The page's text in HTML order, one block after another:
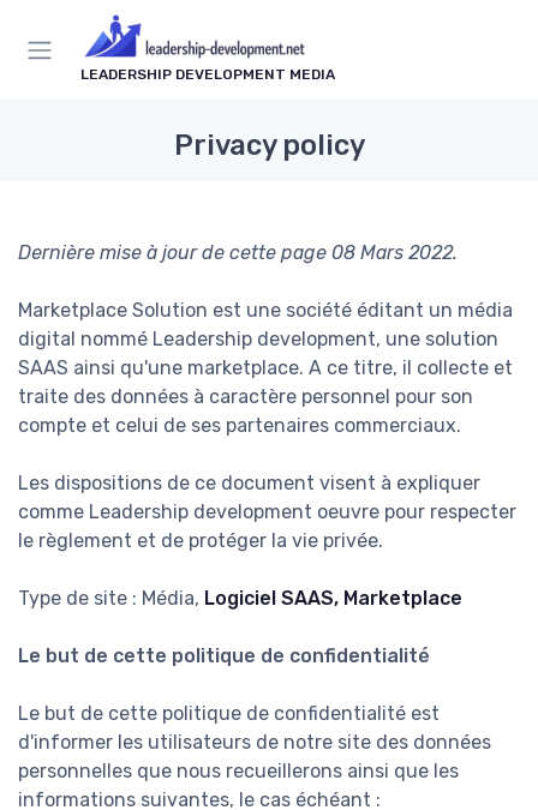
LEADERSHIP DEVELOPMENT MEDIA
Privacy policy
Dernière mise à jour de cette page 08 Mars 2022.
Marketplace Solution est une société éditant un média
digital nommé Leadership development, une solution
SAAS ainsi qu'une marketplace. A ce titre, il collecte et
traite des données à caractère personnel pour son
compte et celui de ses partenaires commerciaux.
Les dispositions de ce document visent à expliquer
comme Leadership development oeuvre pour respecter
le règlement et de protéger la vie privée.
Type de site : Média, Logiciel SAAS, Marketplace
Le but de cette politique de confidentialité
Le but de cette politique de confidentialité est
d'informer les utilisateurs de notre site des données
personnelles que nous recueillerons ainsi que les
informations suivantes, le cas échéant :